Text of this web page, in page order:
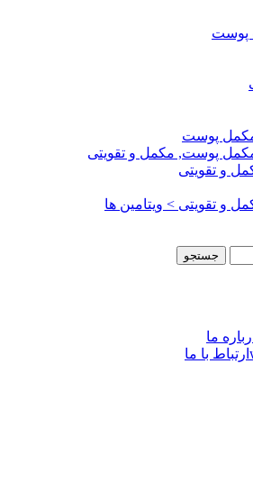
پوست
پوست
پوست, مکمل و تقویتی
و تقویتی
و تقویتی > ویتامین ها
جستجو
ما
ارتباط با ما